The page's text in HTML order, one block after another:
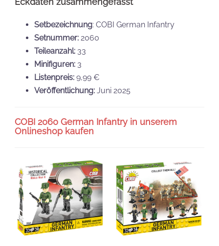
Setbezeichnung: COBI German Infantry
Setnummer: 2060
Teileanzahl: 33
Minifiguren: 3
Listenpreis: 9,99 €
Veröffentlichung: Juni 2025
COBI 2060 German Infantry in unserem
Onlineshop kaufen